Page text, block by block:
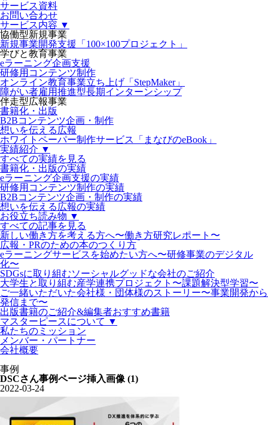
サービス資料
お問い合わせ
サービス内容 ▼
協働型新規事業
新規事業開発支援「100×100プロジェクト」
学びと教育事業
eラーニング企画支援
研修用コンテンツ制作
オンライン教育事業立ち上げ「StepMaker」
障がい者雇用推進型長期インターンシップ
伴走型広報事業
書籍化・出版
B2Bコンテンツ企画・制作
想いを伝える広報
ホワイトペーパー制作サービス「まなびのeBook」
実績紹介 ▼
すべての実績を見る
書籍化・出版の実績
eラーニング企画支援の実績
研修用コンテンツ制作の実績
B2Bコンテンツ企画・制作の実績
想いを伝える広報の実績
お役立ち読み物 ▼
すべての記事を見る
新しい働き方を考える方へ〜働き方研究レポート〜
広報・PRのための本のつくり方
eラーニングサービスを始めたい方へ〜研修事業のデジタル
化〜
SDGsに取り組むソーシャルグッドな会社のご紹介
大学生と取り組む産学連携プロジェクト〜課題解決型学習〜
ご一緒いただいた会社様・団体様のストーリー〜事業開発から
発信まで〜
出版書籍のご紹介&編集者おすすめ書籍
マスターピースについて ▼
私たちのミッション
メンバー・パートナー
会社概要
事例
DSCさん事例ページ挿入画像 (1)
2022-03-24